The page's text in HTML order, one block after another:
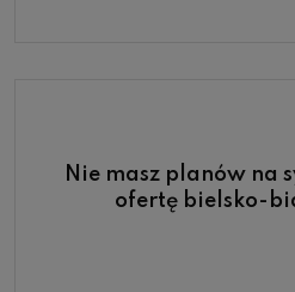
Nie masz planów na
ofertę bielsko-